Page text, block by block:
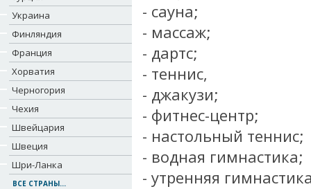
Украина
Финляндия
Франция
Хорватия
Черногория
Чехия
Швейцария
Швеция
Шри-Ланка
ВСЕ СТРАНЫ...
- сауна;
- массаж;
- дартс;
- теннис,
- джакузи;
- фитнес-центр;
- настольный теннис;
- водная гимнастика;
- утренняя